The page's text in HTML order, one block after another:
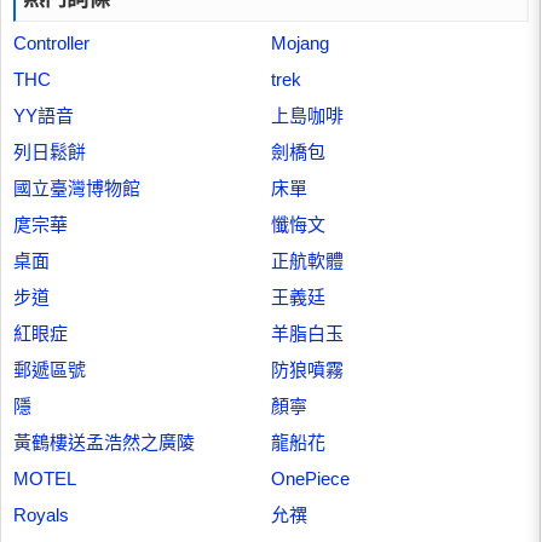
Controller
Mojang
THC
trek
YY語音
上島咖啡
列日鬆餅
劍橋包
國立臺灣博物館
床單
庹宗華
懺悔文
桌面
正航軟體
步道
王義廷
紅眼症
羊脂白玉
郵遞區號
防狼噴霧
隱
顏寧
黃鶴樓送孟浩然之廣陵
龍船花
MOTEL
OnePiece
Royals
允禩